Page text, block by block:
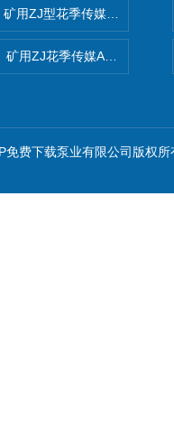
矿用ZJ型花季传媒APP免费版
矿用ZJ花季传媒APP免费版
费下载泵业有限公司版权所